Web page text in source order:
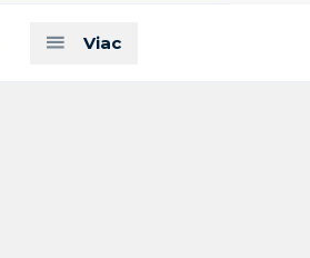
Viac